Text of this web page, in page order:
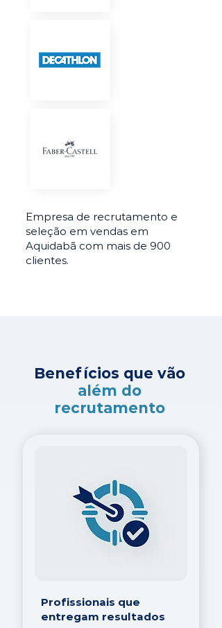
Empresa de recrutamento e
seleção em vendas em
Aquidabã com mais de 900
clientes.
Benefícios que vão
além do
recrutamento
Profissionais que
entregam resultados